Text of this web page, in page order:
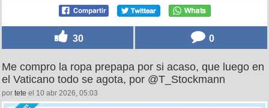
30 0
Me compro la ropa prepapa por si acaso, que luego en
el Vaticano todo se agota, por @T_Stockmann
por tete el 10 abr 2026, 05:03